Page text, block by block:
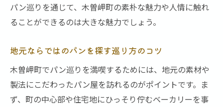
パン巡りを通じて、木曽岬町の素朴な魅力や人情に触れ
ることができるのは大きな魅力でしょう。
地元ならではのパンを探す巡り方のコツ
木曽岬町でパン巡りを満喫するためには、地元の素材や
製法にこだわったパン屋を訪れるのがポイントです。ま
ず、町の中心部や住宅地にひっそり佇むベーカリーを事